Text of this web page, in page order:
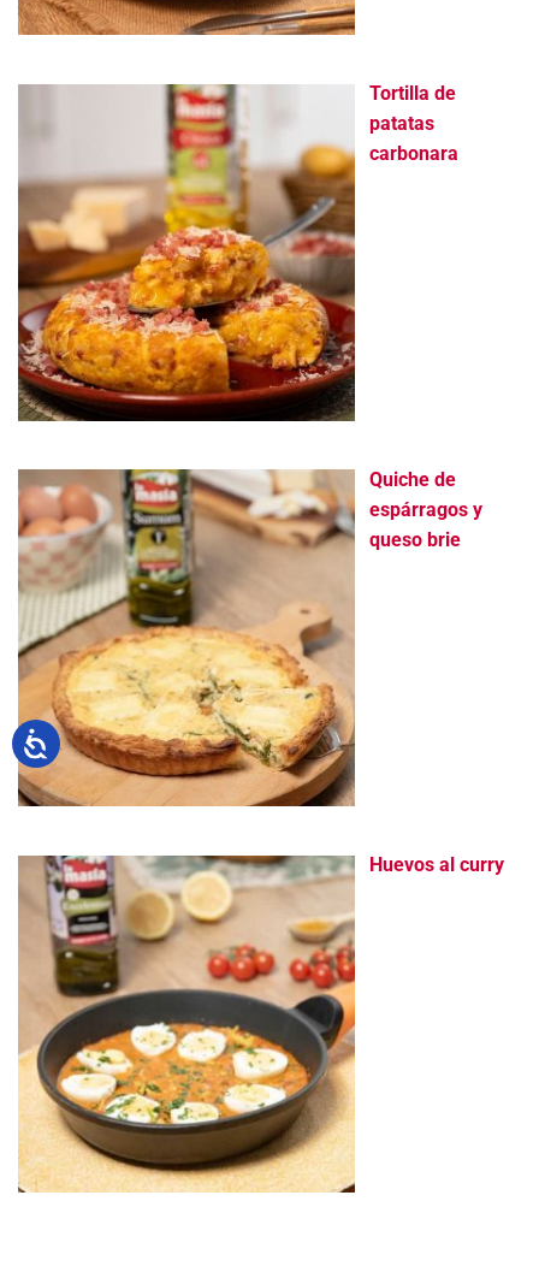
Tortilla de
patatas
carbonara
Quiche de
espárragos y
queso brie
Huevos al curry